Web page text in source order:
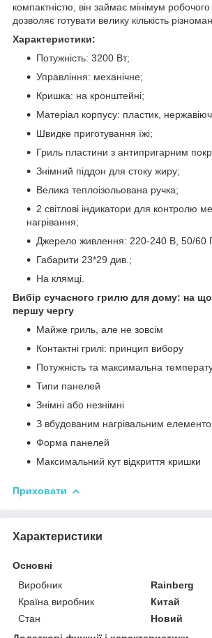
компактністю, він займає мінімум робочого
дозволяє готувати велику кількість
Характеристики:
Потужність: 3200 Вт;
Управління: механічне;
Кришка: на кронштейні;
Матеріал корпусу: пластик,
Швидке приготування їжі;
Гриль пластини з антипригарним
Знімний піддон для стоку жиру;
Велика теплоізольована ручка;
2 світлові індикатори для контролю
нагрівання;
Джерело живлення: 220-240 В, 50/60
Габарити 23*29 див.;
На клямці.
Вибір сучасного грилю для дому: на
першу чергу
Майже гриль, але не зовсім
Контактні грилі: принцип вибору
Потужність та максимальна
Типи панелей
Знімні або незнімні
З вбудованим нагрівальним
Форма панелей
Максимальний кут відкриття кришки
Приховати
Характеристики
Основні
Виробник
Rainberg
Країна виробник
Китай
Стан
Новий